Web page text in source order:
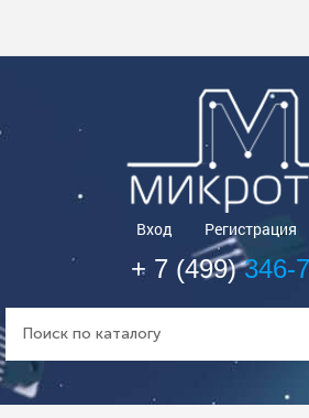
Вход Регистрация
+ 7 (499)346-